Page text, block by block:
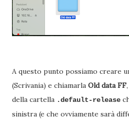
A questo punto possiamo creare
(Scrivania) e chiamarla Old data FF
della cartella .default-release
sinistra (e che ovviamente sarà